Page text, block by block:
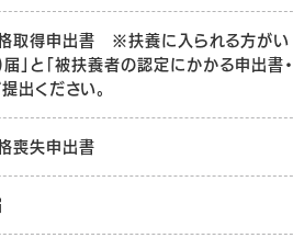
取得申出書 ※扶養に入られる方がい
」と「被扶養者の認定にかかる申出書・
出ください。
喪失申出書